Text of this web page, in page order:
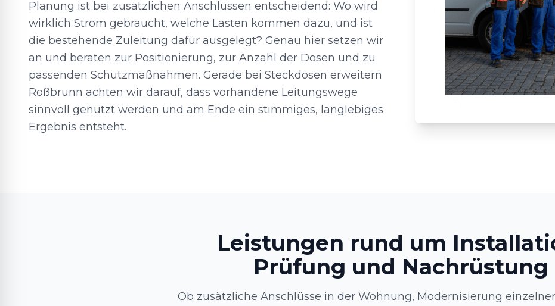
Planung ist bei zusätzlichen Anschlüssen entscheidend: Wo wird
wirklich Strom gebraucht, welche Lasten kommen dazu, und ist
die bestehende Zuleitung dafür ausgelegt? Genau hier setzen wir
an und beraten zur Positionierung, zur Anzahl der Dosen und zu
passenden Schutzmaßnahmen. Gerade bei Steckdosen erweitern
Roßbrunn achten wir darauf, dass vorhandene Leitungswege
sinnvoll genutzt werden und am Ende ein stimmiges, langlebiges
Ergebnis entsteht.
Leistungen rund um
Prüfung und Nachrüstung
Ob zusätzliche Anschlüsse in der Wohnung, Modernisierung